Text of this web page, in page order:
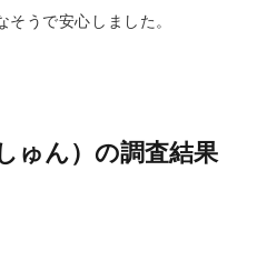
うで安心しました。